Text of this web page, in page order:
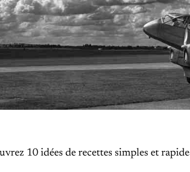
10 idées de recettes simples et